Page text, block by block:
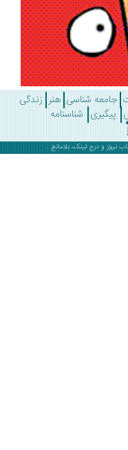
شناسی هنر زندگی
شناسنامه
لینک، بلامانع .